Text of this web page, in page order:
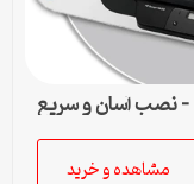
دانلود درایور اسکنر HP Scanjet N6310 – نصب آسان و سریع
مشاهده و خرید